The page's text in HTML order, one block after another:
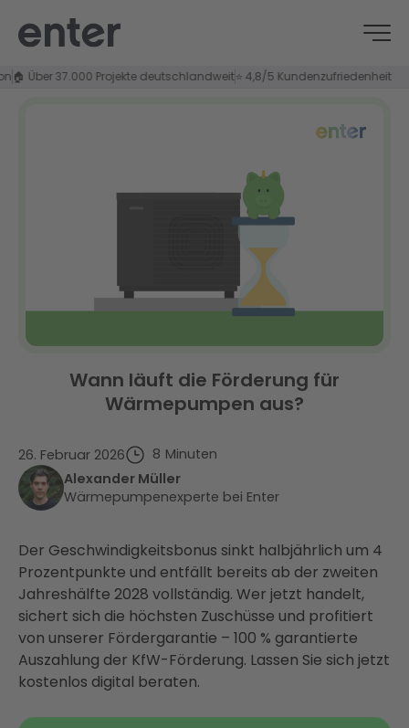
37.000 Projekte deutschlandweit⭐ 4,8/5 Kundenzufriedenheit
Wann läuft die Förderung für
Wärmepumpen aus?
26. Februar 2026 8 Minuten
Alexander Müller
Wärmepumpenexperte bei Enter
Der Geschwindigkeitsbonus sinkt halbjährlich um 4
Prozentpunkte und entfällt bereits ab der zweiten
Jahreshälfte 2028 vollständig. Wer jetzt handelt,
sichert sich die höchsten Zuschüsse und profitiert
von unserer Fördergarantie – 100 % garantierte
Auszahlung der KfW-Förderung. Lassen Sie sich jetzt
kostenlos digital beraten.